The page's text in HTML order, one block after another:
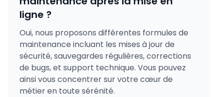
ligne ?
Oui, nous proposons différentes formules de
maintenance incluant les mises à jour de
sécurité, sauvegardes régulières, corrections
de bugs, et support technique. Vous pouvez
ainsi vous concentrer sur votre cœur de
métier en toute sérénité.